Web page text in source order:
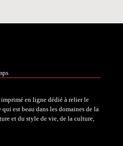
en ligne dédié à relier le
est beau dans les domaines de la
et du style de vie, de la culture,